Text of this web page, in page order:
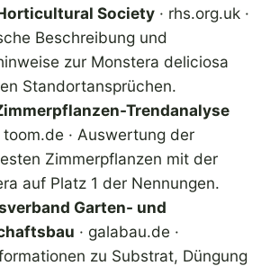
Society· rhs.org.uk ·
Beschreibung und
zur Monstera deliciosa
Standortansprüchen.
Trendanalyse
toom.de · Auswertung der
Zimmerpflanzen mit der
auf Platz 1 der Nennungen.
Garten- und
· galabau.de ·
zu Substrat, Düngung